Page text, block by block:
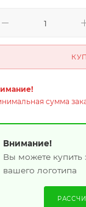
сумма
Внимание!
Вы можете купить
вашего логотипа